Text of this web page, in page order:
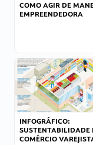
COMO AGIR DE
EMPREENDEDORA
INFOGRÁFICO:
SUSTENTABILIDADE
COMÉRCIO